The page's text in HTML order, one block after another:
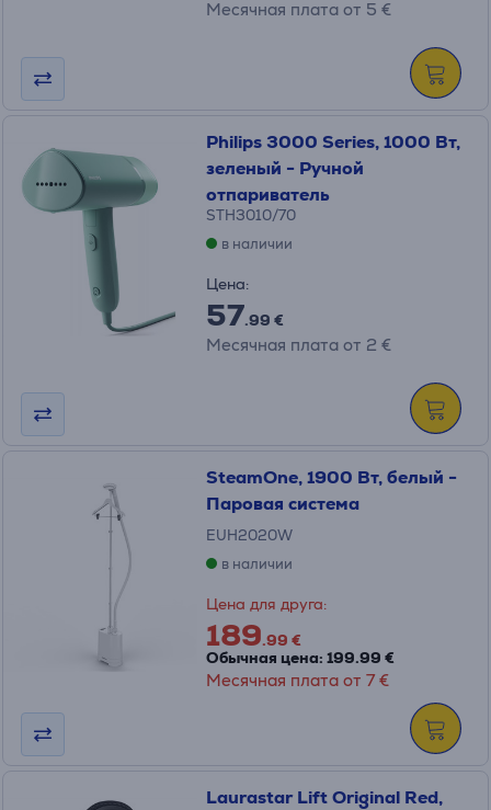
Месячная плата от 5 €
Philips 3000 Series, 1000 Вт,
зеленый - Ручной
отпариватель
STH3010/70
в наличии
Цена:
57.99 €
Месячная плата от 2 €
SteamOne, 1900 Вт, белый -
Паровая система
EUH2020W
в наличии
Цена для друга:
189.99 €
Обычная цена: 199.99 €
Месячная плата от 7 €
Laurastar Lift Original Red,